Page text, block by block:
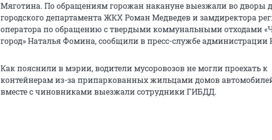
Мяготина. По обращениям горожан накануне выезжали во дворы
городского департамента ЖКХ Роман Медведев и замдиректора
оператора по обращению с твердыми коммунальными отходами
город» Наталья Фомина, сообщили в пресс-службе администрации
Как пояснили в мэрии, водители мусоровозов не могли проехать к
контейнерам из-за припаркованных жильцами домов
вместе с чиновниками выезжали сотрудники ГИБДД.